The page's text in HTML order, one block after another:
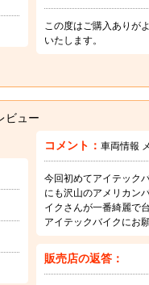
この度はご購入ありが
いたします。
ビュー
コメント： 車両情報
今回初めてアイテック
にも沢山のアメリカン
イクさんが一番綺麗で
アイテックバイクにお
販売店の返答：